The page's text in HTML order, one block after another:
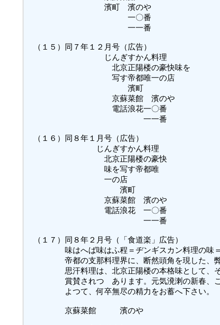
濱町 濱のや
一〇番
一一番
（１５）同７年１２月号（広告）
じんぎすかん料理
北京正陽楼の豪快味を
写す帝都唯一の店
濱町
京蘇菜館 濱のや
電話浪花一〇番
一一番
（１６）同８年１月号（広告）
じんぎすかん料理
北京正陽楼の豪快
味を写す帝都唯
一の店
濱町
京蘇菜館 濱のや
電話浪花 一〇番
一一番
（１７）同８年２月号（「食道楽」広告）
味はへば味はふ程＝ヂンギスカン料理の味
帝都の支那料理界に、断然頭角を現した、弊
思汗料理は、北京正陽楼の本格味として、そ
賞賛されつゝあります。元気溌溂の新春、こ
よつて、何卒無尽の精力をお蓄へ下さい。
京蘇菜館 濱のや